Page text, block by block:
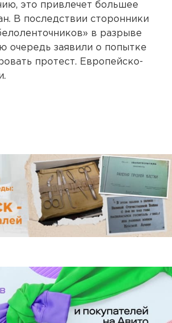
это привлечет большее
В последствии сторонники
в разрыве
очередь заявили о попытке
протест. Европейско-